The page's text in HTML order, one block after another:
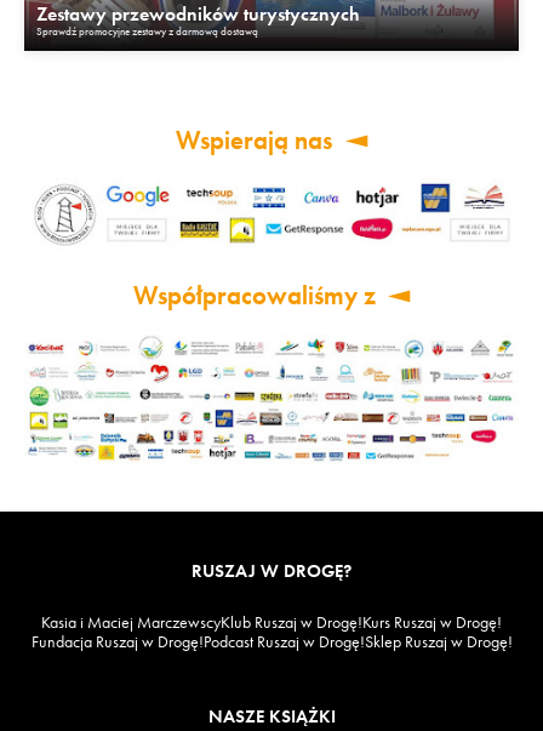
Zestawy przewodników turystycznych
Sprawdź promocyjne zestawy z darmową dostawą
Wspierają nas
Współpracowaliśmy z
RUSZAJ W DROGĘ?
Kasia i Maciej MarczewscyKlub Ruszaj w Drogę!Kurs Ruszaj w Drogę!
Fundacja Ruszaj w Drogę!Podcast Ruszaj w Drogę!Sklep Ruszaj w Drogę!
NASZE KSIĄŻKI